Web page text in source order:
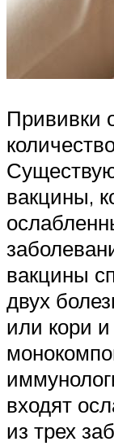
Прививки
вакцины,
вакцины
двух
или кори
входят
из трех